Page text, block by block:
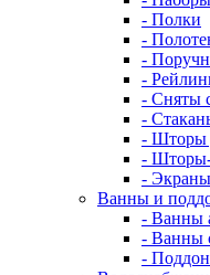
- Полки
-
-
-
- Сняты
-
- Шторы
-
-
Ванны и
- Ванны
- Ванны
-